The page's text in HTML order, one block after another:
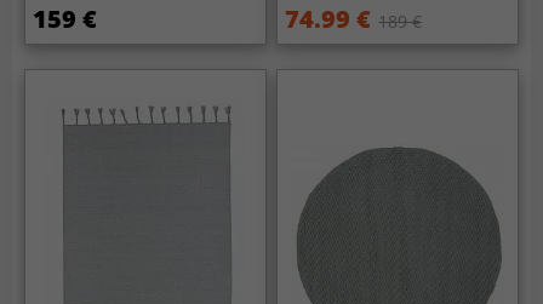
159 € 74.99 € 189 €